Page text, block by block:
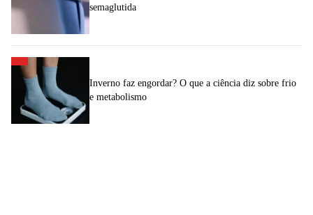
semaglutida
Inverno faz engordar? O que a ciência diz sobre frio
e metabolismo